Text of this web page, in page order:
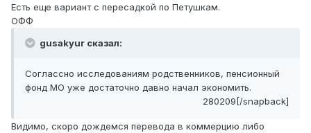
Есть еще вариант с пересадкой по Петушкам.
ОФФ
gusakyur сказал:
Соглассно исследованиям родственников, пенсионный
фонд МО уже достаточно давно начал экономить.
280209[/snapback]
Видимо, скоро дождемся перевода в коммерцию либо